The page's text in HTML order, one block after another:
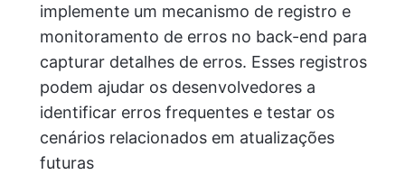
implemente um mecanismo de registro e
monitoramento de erros no back-end para
capturar detalhes de erros. Esses registros
podem ajudar os desenvolvedores a
identificar erros frequentes e testar os
cenários relacionados em atualizações
futuras